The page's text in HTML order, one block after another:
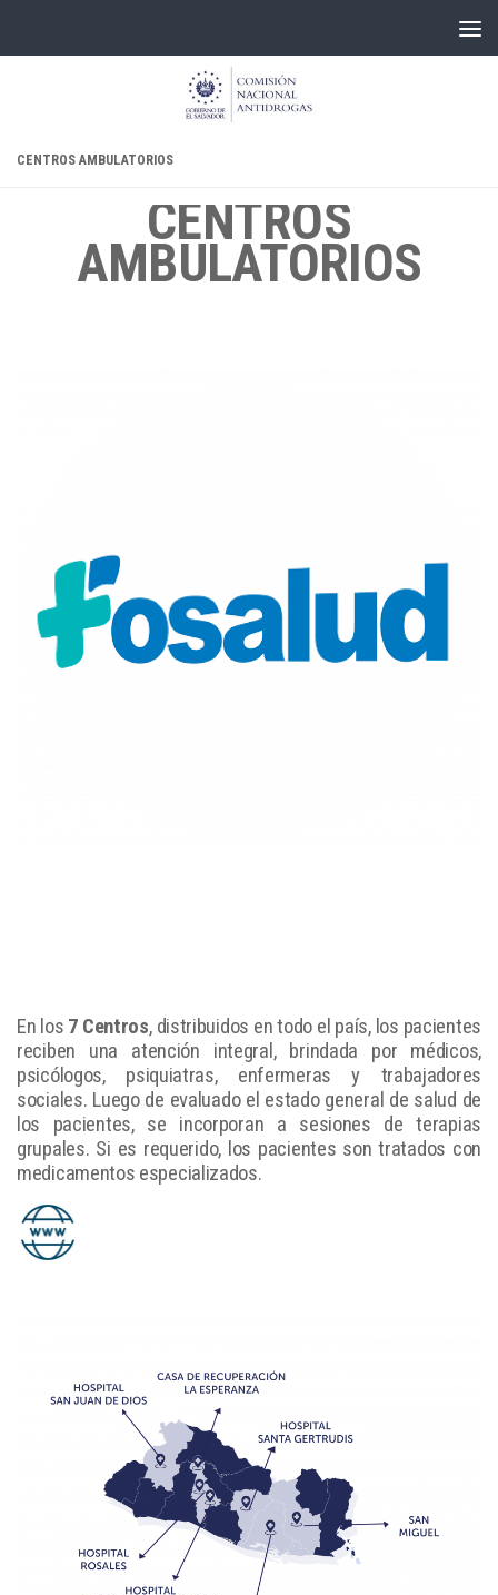
CENTROS AMBULATORIOS
CENTROS
AMBULATORIOS
En los 7 Centros, distribuidos en todo el país, los pacientes
reciben una atención integral, brindada por médicos,
psicólogos, psiquiatras, enfermeras y trabajadores
sociales. Luego de evaluado el estado general de salud de
los pacientes, se incorporan a sesiones de terapias
grupales. Si es requerido, los pacientes son tratados con
medicamentos especializados.